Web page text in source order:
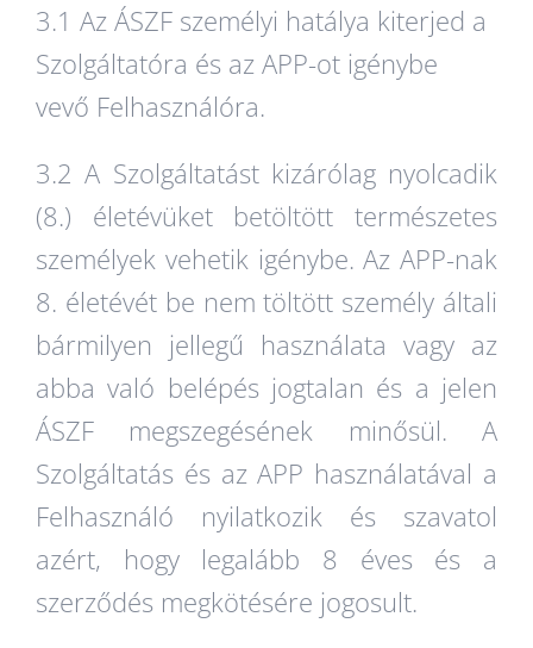
3.1 Az ÁSZF személyi hatálya kiterjed a
Szolgáltatóra és az APP-ot igénybe
vevő Felhasználóra.
3.2 A Szolgáltatást kizárólag nyolcadik
(8.) életévüket betöltött természetes
személyek vehetik igénybe. Az APP-nak
8. életévét be nem töltött személy általi
bármilyen jellegű használata vagy az
abba való belépés jogtalan és a jelen
ÁSZF megszegésének minősül. A
Szolgáltatás és az APP használatával a
Felhasználó nyilatkozik és szavatol
azért, hogy legalább 8 éves és a
szerződés megkötésére jogosult.